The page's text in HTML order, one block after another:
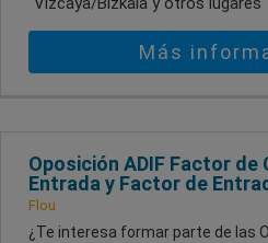
Más
Oposición ADIF Factor de
Entrada y Factor de
Flou
¿Te interesa formar parte de las